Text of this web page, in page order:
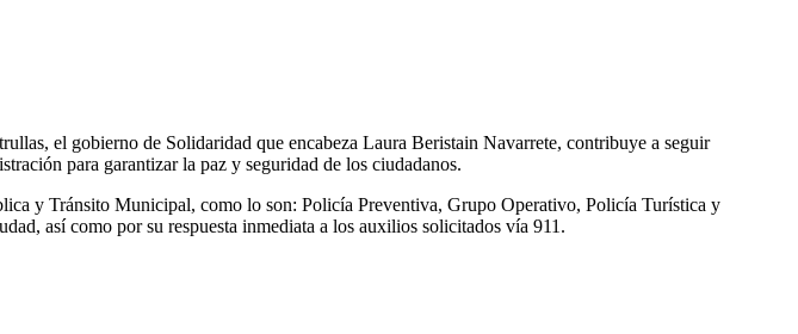
el gobierno de Solidaridad que encabeza Laura Beristain Navarrete, contribuye a seguir
para garantizar la paz y seguridad de los ciudadanos.
y Tránsito Municipal, como lo son: Policía Preventiva, Grupo Operativo, Policía Turística y
así como por su respuesta inmediata a los auxilios solicitados vía 911.